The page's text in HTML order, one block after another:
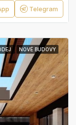
Telegram
NOVÉ BUDOVY